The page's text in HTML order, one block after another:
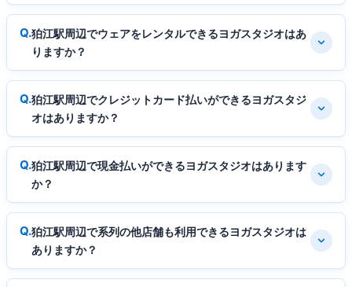
狛江駅周辺でウェアをレンタルできるヨガスタジオはあ
りますか？
狛江駅周辺でクレジットカード払いができるヨガスタジ
オはありますか？
狛江駅周辺で現金払いができるヨガスタジオはあります
か？
狛江駅周辺で系列の他店舗も利用できるヨガスタジオは
ありますか？